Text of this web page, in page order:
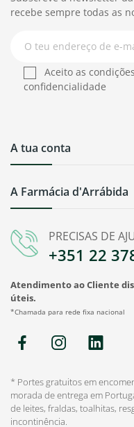
PRECISAS DE
+351 22
Atendimento ao Cliente
úteis.
*Chamada para rede fixa nacional
A Farmácia d'Arrábida
A tua conta
recebe sempre todas as
Aceito as
confidencialidade
* Portes gratuitos em
morada de entrega em
de leites, fraldas, toalhitas,
incontinência.